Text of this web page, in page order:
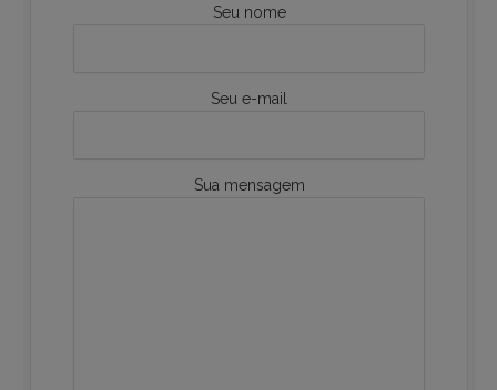
Seu nome
Seu e-mail
Sua mensagem